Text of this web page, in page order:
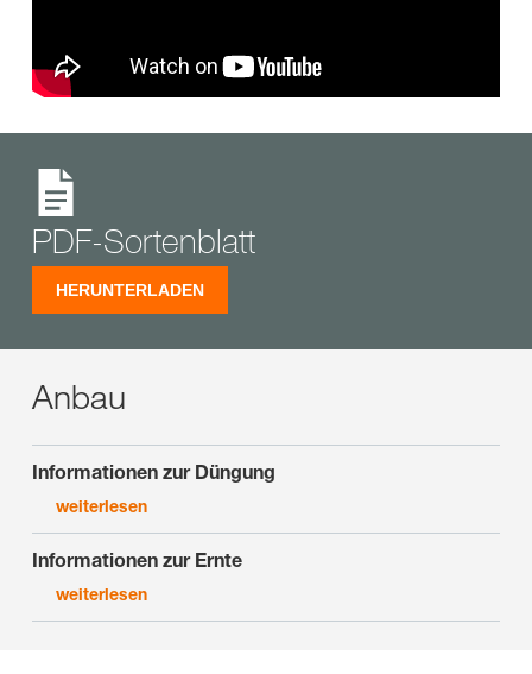
PDF-Sortenblatt
HERUNTERLADEN
Anbau
Informationen zur Düngung
weiterlesen
Informationen zur Ernte
weiterlesen